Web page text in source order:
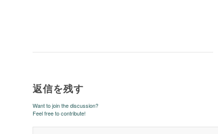
返信を残す
Want to join the discussion?
Feel free to contribute!